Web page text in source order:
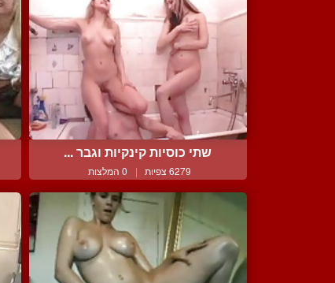
שתי כוסיות קינקיות וגבר ...
6279 צפיות | 0 המלצות